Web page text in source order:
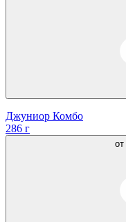
Джуниор Комбо
286 г
от